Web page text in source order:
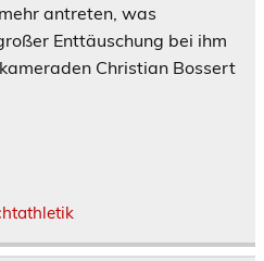
antreten, was
Enttäuschung bei ihm
Christian Bossert